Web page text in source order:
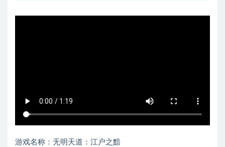
游戏名称：无明天道：江户之黯